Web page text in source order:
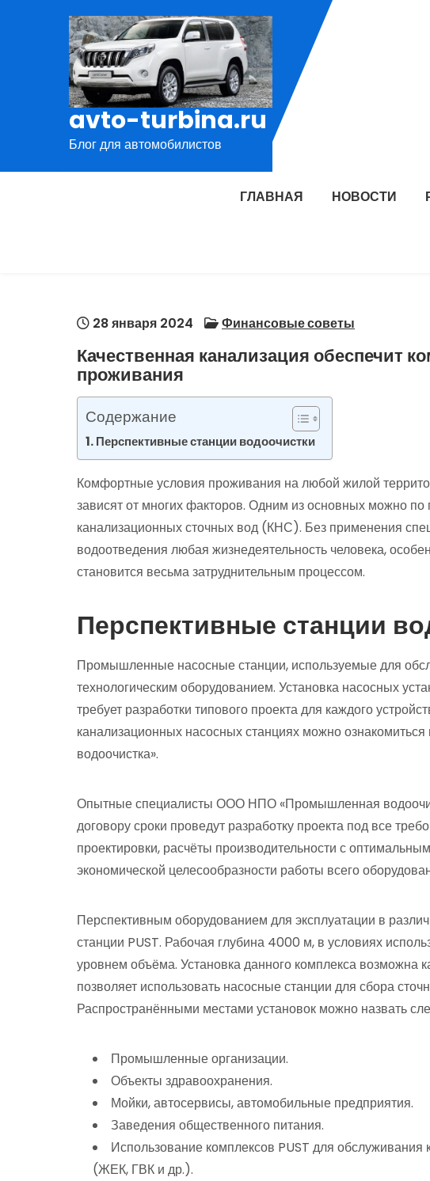
содержимому
avto-turbina.ru
Блог для автомобилистов
ГЛАВНАЯ НОВОСТИ
28 января 2024 Финансовые советы
Качественная канализация обеспечит
проживания
Содержание
Перспективные станции водоочистки
Комфортные условия проживания на любой жилой
зависят от многих факторов. Одним из основных можно по
канализационных сточных вод (КНС). Без применения
водоотведения любая жизнедеятельность человека,
становится весьма затруднительным процессом.
Перспективные станции
Промышленные насосные станции, используемые для
технологическим оборудованием. Установка насосных
требует разработки типового проекта для каждого
канализационных насосных станциях можно
водоочистка».
Опытные специалисты ООО НПО «Промышленная
договору сроки проведут разработку проекта под все
проектировки, расчёты производительности с
экономической целесообразности работы всего
Перспективным оборудованием для эксплуатации в
станции PUST. Рабочая глубина 4000 м, в условиях
уровнем объёма. Установка данного комплекса возможна
позволяет использовать насосные станции для сбора
Распространёнными местами установок можно назвать
Промышленные организации.
Объекты здравоохранения.
Мойки, автосервисы, автомобильные предприятия.
Заведения общественного питания.
Использование комплексов PUST для обслуживания
(ЖЕК, ГВК и др.).